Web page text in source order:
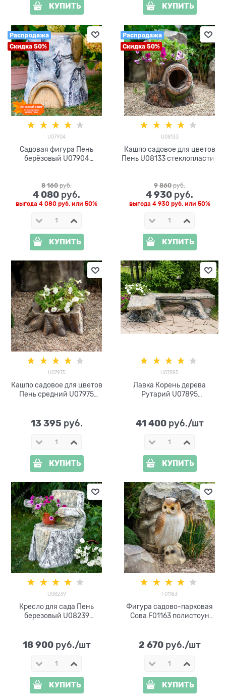
КУПИТЬ КУПИТЬ
Распродажа
Скидка 50%
U07904
Садовая фигура Пень
берёзовый U07904
8 160 руб.
4 080 руб.
выгода 4 080 руб. или 50%
КУПИТЬ
Распродажа
Скидка 50%
U08133
Кашпо садовое для цветов
Пень U08133 стеклопластик
9 860 руб.
4 930 руб.
выгода 4 930 руб.или 50%
КУПИТЬ
U07975
Кашпо садовое для цветов
Пень средний U07975
13 395 руб.
КУПИТЬ
U07895
Лавка Корень дерева
Рутарий U07895
41 400 руб./шт
КУПИТЬ
U08239
Кресло для сада Пень
березовый U08239
18 900 руб./шт
КУПИТЬ
F01163
Фигура садово-парковая
Сова F01163 полистоун
2 670 руб./шт
КУПИТЬ